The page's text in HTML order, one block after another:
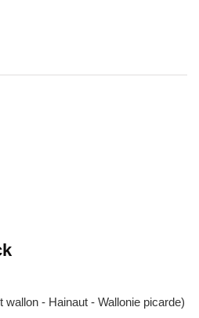
- Hainaut - Wallonie picarde)